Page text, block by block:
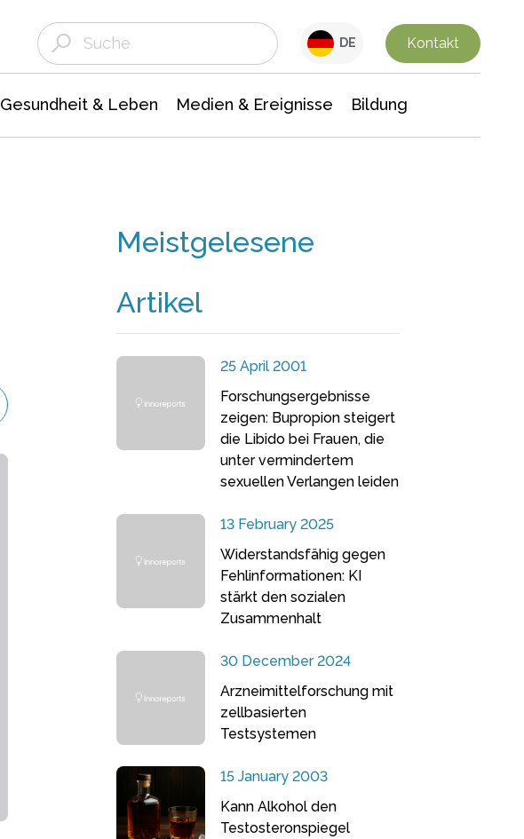
DE Kontakt
Gesundheit & Leben Medien & Ereignisse Bildung
Meistgelesene
Artikel
25 April 2001
Forschungsergebnisse
zeigen: Bupropion steigert
die Libido bei Frauen, die
unter vermindertem
sexuellen Verlangen leiden
13 February 2025
Widerstandsfähig gegen
Fehlinformationen: KI
stärkt den sozialen
Zusammenhalt
30 December 2024
Arzneimittelforschung mit
zellbasierten
Testsystemen
15 January 2003
Kann Alkohol den
Testosteronspiegel